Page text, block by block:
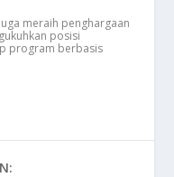
meraih penghargaan
posisi
program berbasis